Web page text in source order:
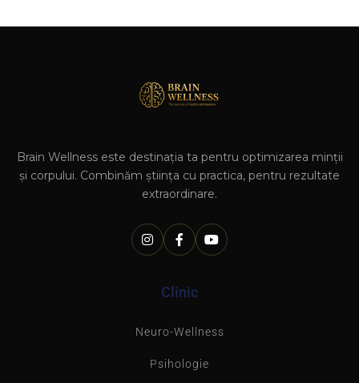
Brain Wellness este destinația ta pentru optimizarea minții
și corpului. Combinăm știința cu practica, pentru rezultate
extraordinare.
Clinic
Neuro-Wellness
Psihologie